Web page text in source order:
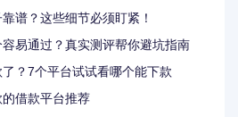
谱？这些细节必须盯紧！
易通过？真实测评帮你避坑指南
？7个平台试试看哪个能下款
借款平台推荐